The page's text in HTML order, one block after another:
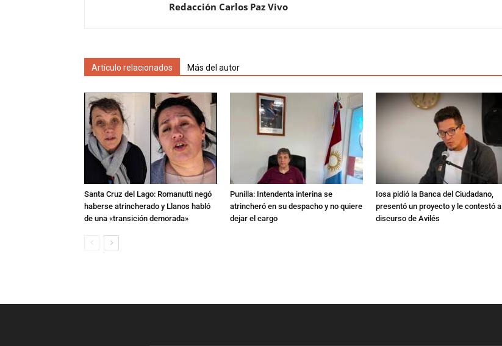
Redacción Carlos Paz Vivo
Artículo relacionados Más del autor
Santa Cruz del Lago: Romanutti negó
haberse atrincherado y Llanos habló
de una «transición demorada»
Punilla: Intendenta interina se
atrincheró en su despacho y no quiere
dejar el cargo
Iosa pidió la Banca del Ciudadano,
presentó un proyecto y le contestó al
discurso de Avilés